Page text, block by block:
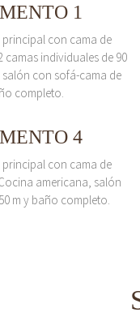
1
con cama de
camas individuales de 90
con sofá-cama de
completo.
4
con cama de
americana, salón
m y baño completo.